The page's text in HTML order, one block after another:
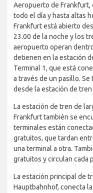
Aeropuerto de Frankfurt,
todo el día y hasta altas
Frankfurt está abierto
23.00 de la noche y los
aeropuerto operan
detienen en la estación
Terminal 1, que está
a través de un pasillo.
desde la estación de
La estación de tren de
Frankfurt también se
terminales están
gratuitos, que tardan
una terminal a otra.
gratuitos y circulan cada
La estación principal de
Hauptbahnhof, conecta